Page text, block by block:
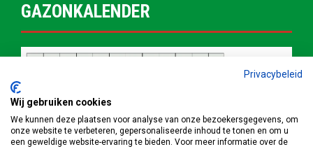
GAZONKALENDER
Privacybeleid
Wij gebruiken cookies
We kunnen deze plaatsen voor analyse van onze bezoekersgegevens, om
onze website te verbeteren, gepersonaliseerde inhoud te tonen en om u
een geweldige website-ervaring te bieden. Voor meer informatie over de